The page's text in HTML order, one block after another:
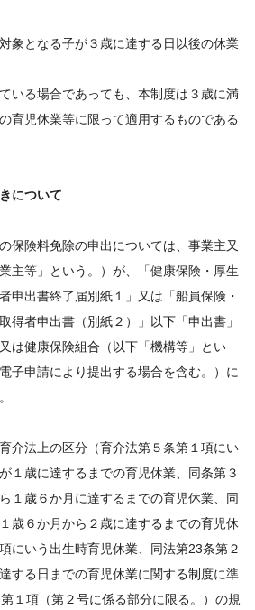
象となる子が３歳に達する日以後の休業
いる場合であっても、本制度は３歳に満
育児休業等に限って適用するものである
について
保険料免除の申出については、事業主又
主等」という。）が、「健康保険・厚生
申出書終了届別紙１」又は「船員保険・
得者申出書（別紙２）」以下「申出書」
は健康保険組合（以下「機構等」とい
子申請により提出する場合を含む。）に
介法上の区分（育介法第５条第１項にい
１歳に達するまでの育児休業、同条第３
１歳６か月に達するまでの育児休業、同
歳６か月から２歳に達するまでの育児休
にいう出生時育児休業、同法第23条第２
する日までの育児休業に関する制度に準
１項（第２号に係る部分に限る。）の規